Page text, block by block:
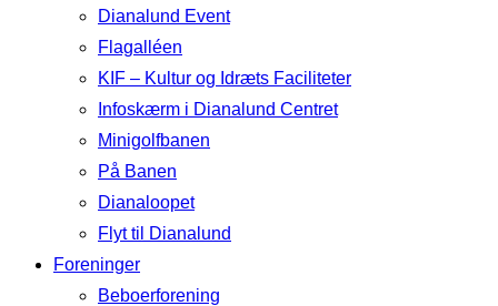
Dianalund Event
Flagalléen
KIF – Kultur og Idræts Faciliteter
Infoskærm i Dianalund Centret
Minigolfbanen
På Banen
Dianaloopet
Flyt til Dianalund
Foreninger
Beboerforening